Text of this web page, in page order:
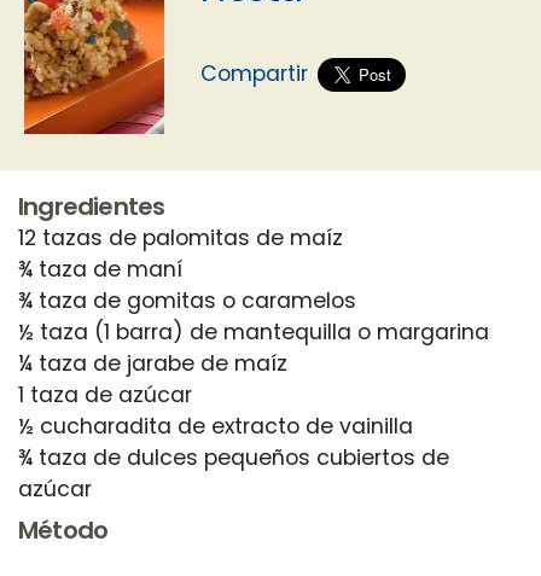
Compartir
Ingredientes
12 tazas de palomitas de maíz
¾ taza de maní
¾ taza de gomitas o caramelos
½ taza (1 barra) de mantequilla o margarina
¼ taza de jarabe de maíz
1 taza de azúcar
½ cucharadita de extracto de vainilla
¾ taza de dulces pequeños cubiertos de
Método